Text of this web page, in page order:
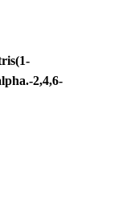
2,4,6-